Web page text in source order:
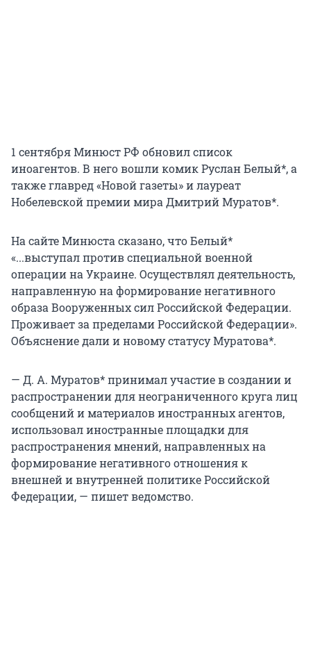
1 сентября Минюст РФ обновил список
иноагентов. В него вошли комик Руслан Белый*, а
также главред «Новой газеты» и лауреат
Нобелевской премии мира Дмитрий Муратов*.
На сайте Минюста сказано, что Белый*
«...выступал против специальной военной
операции на Украине. Осуществлял деятельность,
направленную на формирование негативного
образа Вооруженных сил Российской Федерации.
Проживает за пределами Российской Федерации».
Объяснение дали и новому статусу Муратова*.
— Д. А. Муратов* принимал участие в создании и
распространении для неограниченного круга лиц
сообщений и материалов иностранных агентов,
использовал иностранные площадки для
распространения мнений, направленных на
формирование негативного отношения к
внешней и внутренней политике Российской
Федерации, — пишет ведомство.